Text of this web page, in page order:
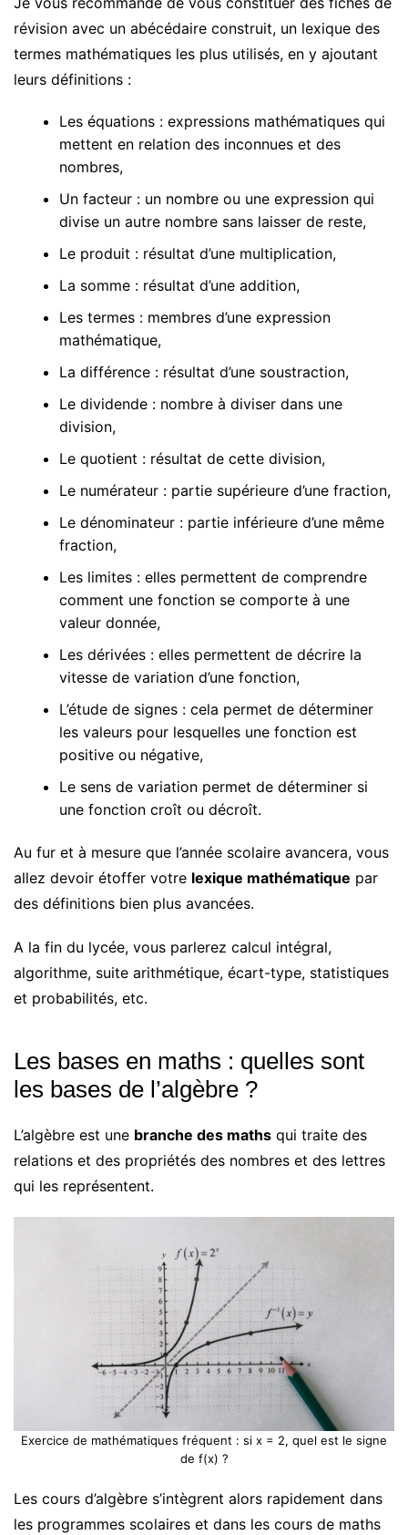
révision avec un abécédaire construit, un lexique des
termes mathématiques les plus utilisés, en y ajoutant
leurs définitions :
Les équations : expressions mathématiques qui
mettent en relation des inconnues et des
nombres,
Un facteur : un nombre ou une expression qui
divise un autre nombre sans laisser de reste,
Le produit : résultat d’une multiplication,
La somme : résultat d’une addition,
Les termes : membres d’une expression
mathématique,
La différence : résultat d’une soustraction,
Le dividende : nombre à diviser dans une
division,
Le quotient : résultat de cette division,
Le numérateur : partie supérieure d’une fraction,
Le dénominateur : partie inférieure d’une même
fraction,
Les limites : elles permettent de comprendre
comment une fonction se comporte à une
valeur donnée,
Les dérivées : elles permettent de décrire la
vitesse de variation d’une fonction,
L’étude de signes : cela permet de déterminer
les valeurs pour lesquelles une fonction est
positive ou négative,
Le sens de variation permet de déterminer si
une fonction croît ou décroît.
Au fur et à mesure que l’année scolaire avancera, vous
allez devoir étoffer votre lexique mathématique par
des définitions bien plus avancées.
A la fin du lycée, vous parlerez calcul intégral,
algorithme, suite arithmétique, écart-type, statistiques
et probabilités, etc.
Les bases en maths : quelles sont
les bases de l’algèbre ?
L’algèbre est une branche des maths qui traite des
relations et des propriétés des nombres et des lettres
qui les représentent.
Exercice de mathématiques fréquent : si x = 2, quel est le signe
de f(x) ?
Les cours d’algèbre s’intègrent alors rapidement dans
les programmes scolaires et dans les cours de maths